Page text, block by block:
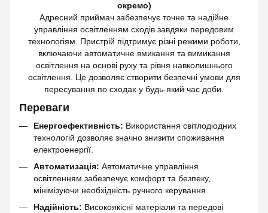
окремо)
Адресний приймач забезпечує точне та надійне
управління освітленням сходів завдяки передовим
технологіям. Пристрій підтримує різні режими роботи,
включаючи автоматичне вмикання та вимикання
освітлення на основі руху та рівня навколишнього
освітлення. Це дозволяє створити безпечні умови для
пересування по сходах у будь-який час доби.
Переваги
Енергоефективність: Використання світлодіодних
технологій дозволяє значно знизити споживання
електроенергії.
Автоматизація: Автоматичне управління
освітленням забезпечує комфорт та безпеку,
мінімізуючи необхідність ручного керування.
Надійність: Високоякісні матеріали та передові